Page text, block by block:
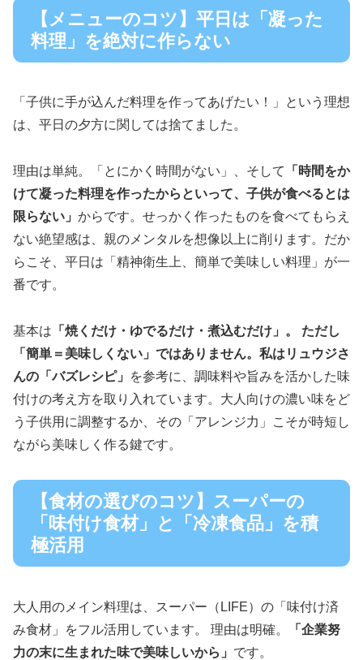
【メニューのコツ】平日は「凝った
料理」を絶対に作らない
「子供に手が込んだ料理を作ってあげたい！」という理想
は、平日の夕方に関しては捨てました。
理由は単純。「とにかく時間がない」、そして
「時間をか
けて凝った料理を作ったからといって、子供が食べるとは
限らない」 からです。せっかく作ったものを食べてもらえ
ない絶望感は、親のメンタルを想像以上に削ります。だか
らこそ、平日は「精神衛生上、簡単で美味しい料理」が一
番です。
基本は 「焼くだけ・ゆでるだけ・煮込むだけ」。 ただし
「簡単＝美味しくない」ではありません。私はリュウジさ
んの「バズレシピ」
を参考に、調味料や旨みを活かした味
付けの考え方を取り入れています。大人向けの濃い味をど
う子供用に調整するか、その「アレンジ力」こそが時短し
ながら美味しく作る鍵です。
【食材の選びのコツ】スーパーの
「味付け食材」と「冷凍食品」を積
極活用
大人用のメイン料理は、スーパー（LIFE）の「味付け済
み食材」をフル活用しています。 理由は明確。
「企業努
力の末に生まれた味で美味しいから」 です。